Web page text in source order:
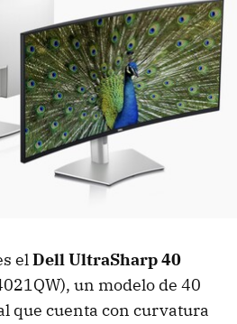
elDell UltraSharp 40
un modelo de 40
que cuenta con curvatura